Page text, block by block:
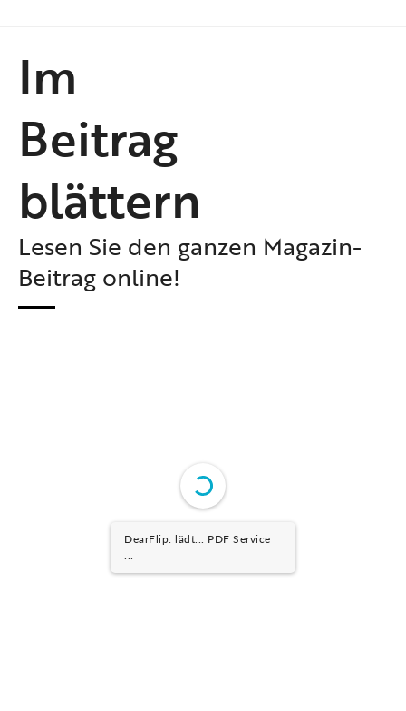
Im
Beitrag
blättern
Lesen Sie den ganzen Magazin-
Beitrag online!
DearFlip: lädt... PDF Service
...